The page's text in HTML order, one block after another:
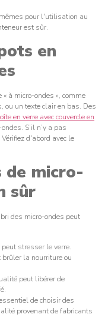
pour l'utilisation au
est sûr.
en
à micro-ondes », comme
ou un texte clair en bas. Des
en verre avec couvercle en
S’il n’y a pas
d'abord avec le
de micro-
sûr
des micro-ondes peut
stresser le verre.
la nourriture ou
peut libérer de
de choisir des
provenant de fabricants